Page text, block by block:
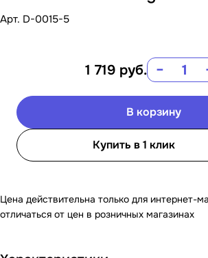
Арт. D-0015-5
1 719 руб. −
В корзину
Купить в 1 клик
Цена действительна только для интернет-
отличаться от цен в розничных магазинах